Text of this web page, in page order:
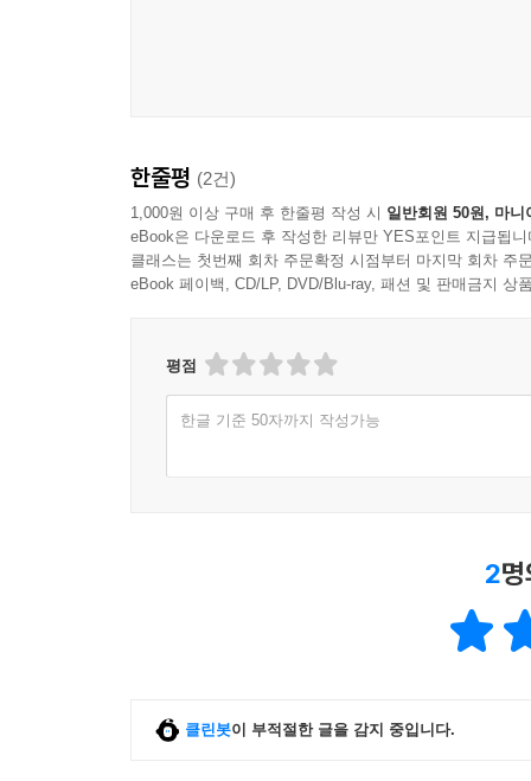
한줄평 (2건)
1,000원 이상 구매 후 한줄평 작성 시 일반회원 50원, 마니
eBook은 다운로드 후 작성한 리뷰만 YES포인트 지급됩니
클래스는 첫번째 회차 주문확정 시점부터 마지막 회차 주
eBook 페이백, CD/LP, DVD/Blu-ray, 패션 및 판매금지 상
평점
한글 기준 50자까지 작성가능
2
클린봇이 부적절한 글을 감지 중입니다.